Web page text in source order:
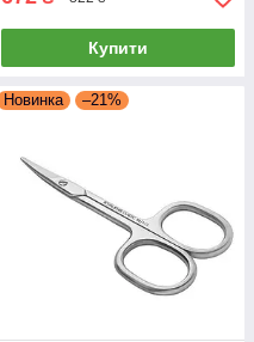
Купити
Новинка –21%